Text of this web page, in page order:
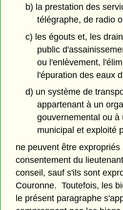
b) la prestation des
télégraphe, de radio
c) les égouts et, les
public
ou l'enlèvement,
l'épuration des eaux
d) un système de
appartenant à un
gouvernemental ou à
municipal et exploité
ne peuvent être expropriés
consentement du
conseil, sauf s'ils sont
Couronne. Toutefois, les
le présent paragraphe